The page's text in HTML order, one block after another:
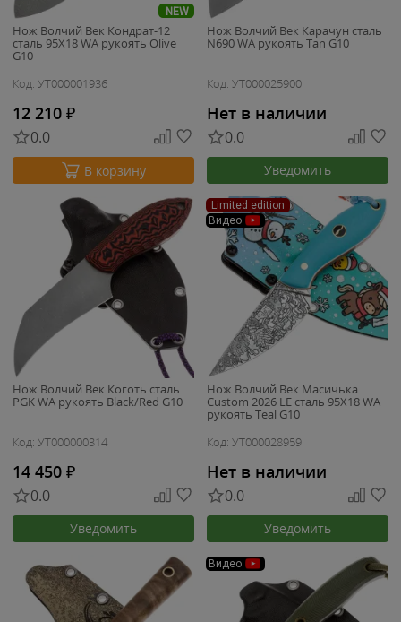
NEW
Нож Волчий Век Кондрат-12
сталь 95Х18 WA рукоять Olive
G10
Код: УТ000001936
12 210 ₽
0.0
В корзину
Нож Волчий Век Карачун сталь
N690 WA рукоять Tan G10
Код: УТ000025900
Нет в наличии
0.0
Уведомить
Нож Волчий Век Коготь сталь
PGK WA рукоять Black/Red G10
Код: УТ000000314
14 450 ₽
0.0
Уведомить
Limited edition
Видео
Нож Волчий Век Масичька
Custom 2026 LE сталь 95Х18 WA
рукоять Teal G10
Код: УТ000028959
Нет в наличии
0.0
Уведомить
Видео